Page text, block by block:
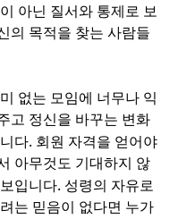
아닌 질서와 통제로 보
의 목적을 찾는 사람들
없는 모임에 너무나 익
고 정신을 바꾸는 변화
다. 회원 자격을 얻어야
아무것도 기대하지 않
입니다. 성령의 자유로
는 믿음이 없다면 누가